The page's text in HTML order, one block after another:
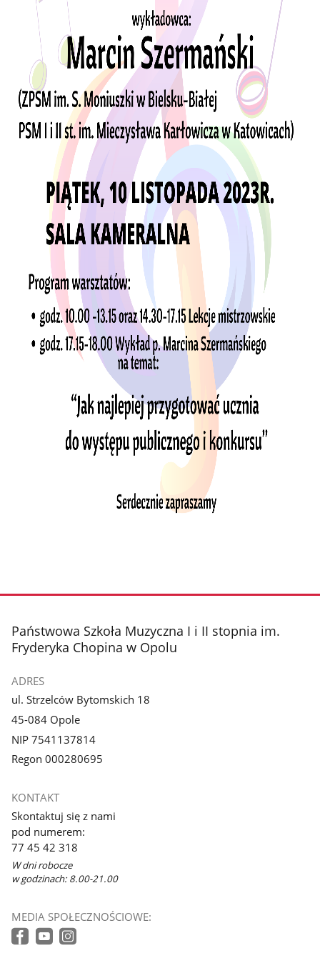
stopka
Państwowa Szkoła Muzyczna I i II stopnia im.
Fryderyka Chopina w Opolu
ADRES
ul. Strzelców Bytomskich 18
45-084 Opole
NIP 7541137814
Regon 000280695
KONTAKT
Skontaktuj się z nami
pod numerem:
77 45 42 318
W dni robocze
w godzinach: 8.00-21.00
MEDIA SPOŁECZNOŚCIOWE: